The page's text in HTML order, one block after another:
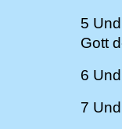
5
Gott
6
7